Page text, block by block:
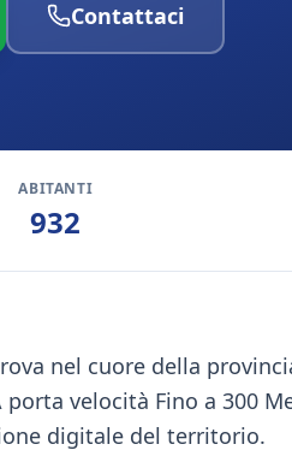
Contattaci
ABITANTI
932
nel cuore della
porta velocità Fino a 300
digitale del territorio.